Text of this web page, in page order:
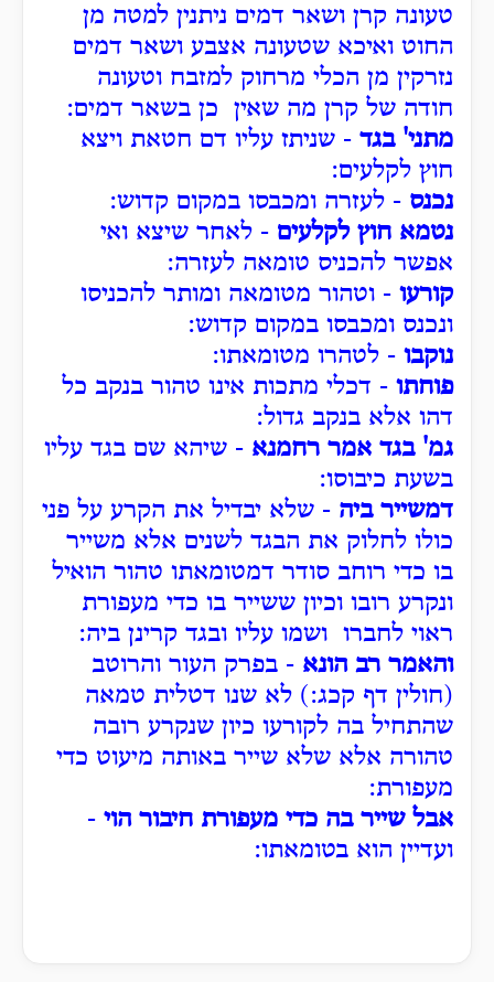
טעונה קרן ושאר דמים ניתנין למטה מן
החוט ואיכא שטעונה אצבע ושאר דמים
נזרקין מן הכלי מרחוק למזבח וטעונה
חודה של קרן מה שאין כן בשאר דמים:
מתני' בגד - שניתז עליו דם חטאת ויצא
חוץ לקלעים:
נכנס - לעזרה ומכבסו במקום קדוש:
נטמא חוץ לקלעים - לאחר שיצא ואי
אפשר להכניס טומאה לעזרה:
קורעו - וטהור מטומאה ומותר להכניסו
ונכנס ומכבסו במקום קדוש:
נוקבו - לטהרו מטומאתו:
פוחתו - דכלי מתכות אינו טהור בנקב כל
דהו אלא בנקב גדול:
גמ' בגד אמר רחמנא - שיהא שם בגד עליו
בשעת כיבוסו:
דמשייר ביה - שלא יבדיל את הקרע על פני
כולו לחלוק את הבגד לשנים אלא משייר
בו כדי רוחב סודר דמטומאתו טהור הואיל
ונקרע רובו וכיון ששייר בו כדי מעפורת
ראוי לחברו ושמו עליו ובגד קרינן ביה:
והאמר רב הונא - בפרק העור והרוטב
(חולין דף קכג:) לא שנו דטלית טמאה
שהתחיל בה לקורעו כיון שנקרע רובה
טהורה אלא שלא שייר באותה מיעוט כדי
מעפורת:
אבל שייר בה כדי מעפורת חיבור הוי -
ועדיין הוא בטומאתו: